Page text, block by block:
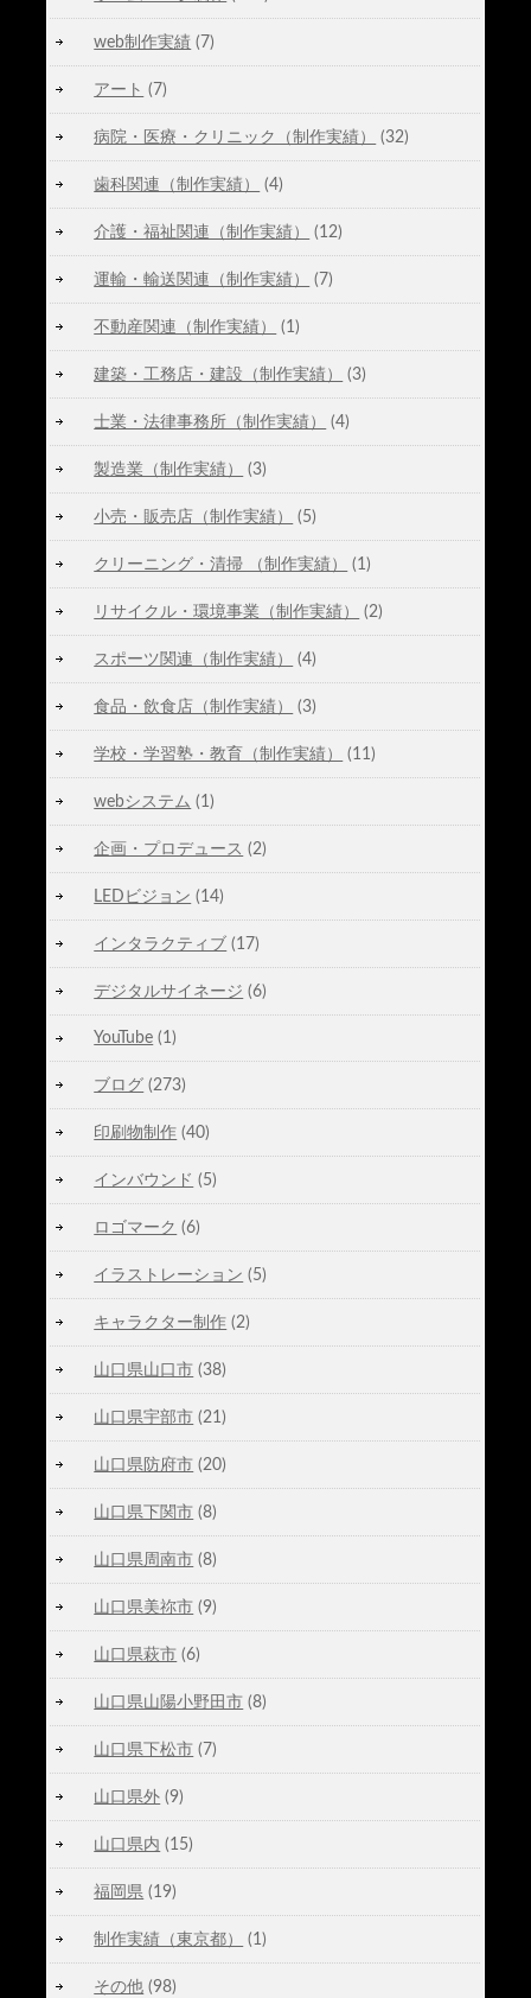
web制作実績 (7)
アート (7)
病院・医療・クリニック（制作実績） (32)
歯科関連（制作実績） (4)
介護・福祉関連（制作実績） (12)
運輸・輸送関連（制作実績） (7)
不動産関連（制作実績） (1)
建築・工務店・建設（制作実績） (3)
士業・法律事務所（制作実績） (4)
製造業（制作実績） (3)
小売・販売店（制作実績） (5)
クリーニング・清掃 （制作実績） (1)
リサイクル・環境事業（制作実績） (2)
スポーツ関連（制作実績） (4)
食品・飲食店（制作実績） (3)
学校・学習塾・教育（制作実績） (11)
webシステム (1)
企画・プロデュース (2)
LEDビジョン (14)
インタラクティブ (17)
デジタルサイネージ (6)
YouTube (1)
ブログ (273)
印刷物制作 (40)
インバウンド (5)
ロゴマーク (6)
イラストレーション (5)
キャラクター制作 (2)
山口県山口市 (38)
山口県宇部市 (21)
山口県防府市 (20)
山口県下関市 (8)
山口県周南市 (8)
山口県美祢市 (9)
山口県萩市 (6)
山口県山陽小野田市 (8)
山口県下松市 (7)
山口県外 (9)
山口県内 (15)
福岡県 (19)
制作実績（東京都） (1)
その他 (98)